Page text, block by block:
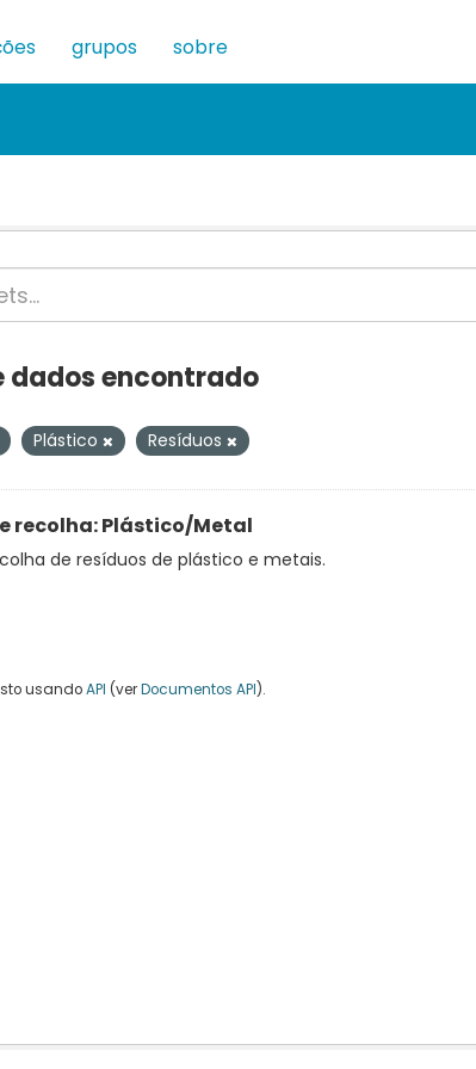
grupos sobre
dados encontrado
Plástico Resíduos
recolha: Plástico/Metal
de resíduos de plástico e metais.
usandoAPI (verDocumentos API).